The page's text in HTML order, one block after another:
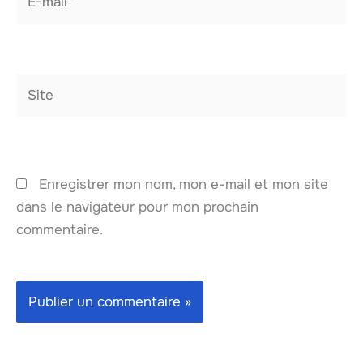
Enregistrer mon nom, mon e-mail et mon site
dans le navigateur pour mon prochain
commentaire.